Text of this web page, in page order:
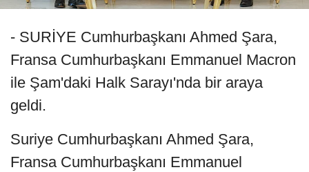
- SURİYE Cumhurbaşkanı Ahmed Şara,
Fransa Cumhurbaşkanı Emmanuel Macron
ile Şam'daki Halk Sarayı'nda bir araya
geldi.
Suriye Cumhurbaşkanı Ahmed Şara,
Fransa Cumhurbaşkanı Emmanuel